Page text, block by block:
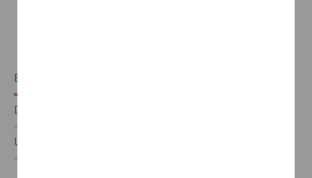
ESPECIFICAÇÕES
DETALHES DO PRODUTO
USO E APLICAÇÕES